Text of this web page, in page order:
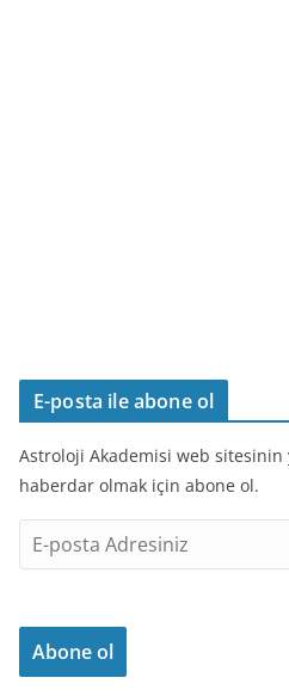
E-posta ile abone ol
Astroloji Akademisi web sitesinin
haberdar olmak için abone ol.
-
o
t
Abone ol